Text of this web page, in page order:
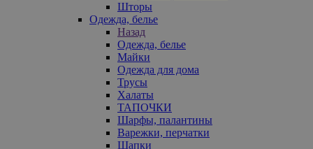
Шторы
Одежда, белье
Назад
Одежда, белье
Майки
Одежда для дома
Трусы
Халаты
ТАПОЧКИ
Шарфы, палантины
Варежки, перчатки
Шапки